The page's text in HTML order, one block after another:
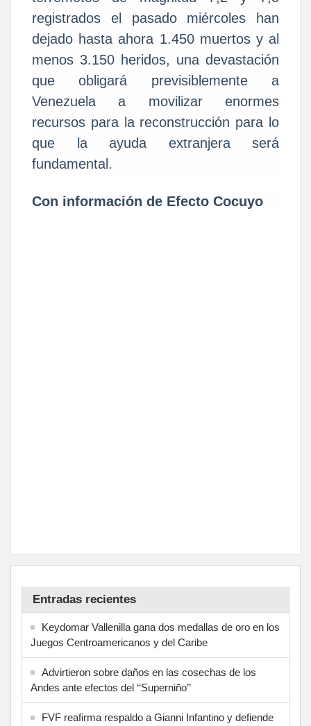
registrados el pasado miércoles han
dejado hasta ahora 1.450 muertos y al
menos 3.150 heridos, una devastación
que obligará previsiblemente a
Venezuela a movilizar enormes
recursos para la reconstrucción para lo
que la ayuda extranjera será
fundamental.
Con información de Efecto Cocuyo
Entradas recientes
Keydomar Vallenilla gana dos medallas de oro en los
Juegos Centroamericanos y del Caribe
Advirtieron sobre daños en las cosechas de los
Andes ante efectos del ‘‘Superniño’’
FVF reafirma respaldo a Gianni Infantino y defiende